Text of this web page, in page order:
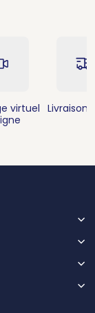
virtuel
Livraison